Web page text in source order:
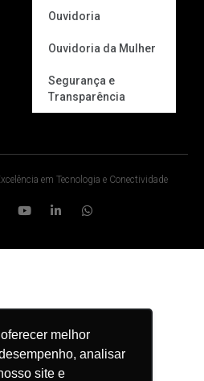
melhor
analisar
site e
Ouvidoria
Ouvidoria da Mulher
Segurança e
Transparência
em Tecnologia e Conectividade